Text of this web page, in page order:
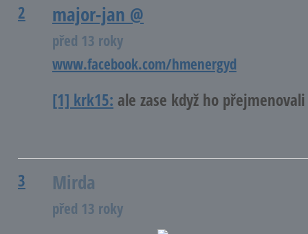
2 major-jan @
před 13 roky
www.facebook.com/hmenergyd
[1] krk15: ale zase když ho
3 Mirda
před 13 roky